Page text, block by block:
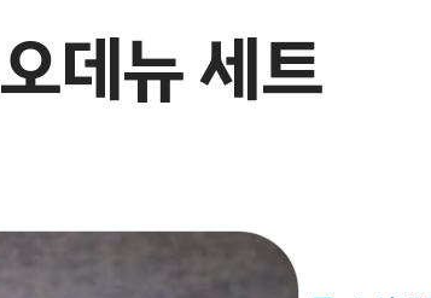
오데뉴 세트